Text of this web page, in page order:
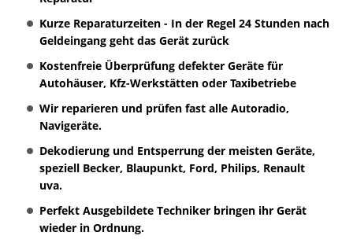
Kurze Reparaturzeiten - In der Regel 24 Stunden nach
Geldeingang geht das Gerät zurück
Kostenfreie Überprüfung defekter Geräte für
Autohäuser, Kfz-Werkstätten oder Taxibetriebe
Wir reparieren und prüfen fast alle Autoradio,
Navigeräte.
Dekodierung und Entsperrung der meisten Geräte,
speziell Becker, Blaupunkt, Ford, Philips, Renault
uva.
Perfekt Ausgebildete Techniker bringen ihr Gerät
wieder in Ordnung.